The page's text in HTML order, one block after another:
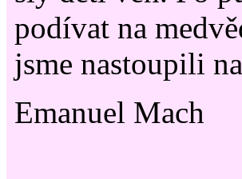
podívat na
jsme nastoupili
Emanuel Mach